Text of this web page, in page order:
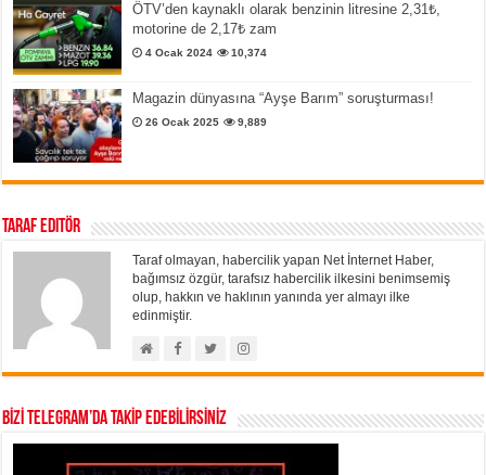
ÖTV’den kaynaklı olarak benzinin litresine 2,31₺,
motorine de 2,17₺ zam
4 Ocak 2024 10,374
Magazin dünyasına “Ayşe Barım” soruşturması!
26 Ocak 2025 9,889
Taraf Editör
Taraf olmayan, habercilik yapan Net İnternet Haber,
bağımsız özgür, tarafsız habercilik ilkesini benimsemiş
olup, hakkın ve haklının yanında yer almayı ilke
edinmiştir.
BİZİ TELEGRAM’DA TAKİP EDEBİLİRSİNİZ